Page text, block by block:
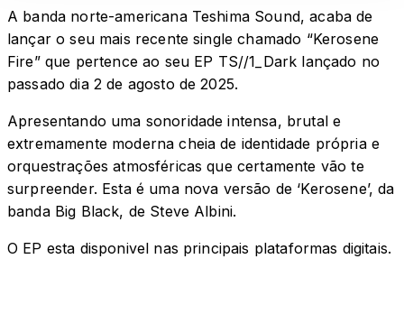
A banda norte-americana Teshima Sound, acaba de
lançar o seu mais recente single chamado “Kerosene
Fire” que pertence ao seu EP TS//1_Dark lançado no
passado dia 2 de agosto de 2025.
Apresentando uma sonoridade intensa, brutal e
extremamente moderna cheia de identidade própria e
orquestrações atmosféricas que certamente vão te
surpreender. Esta é uma nova versão de ‘Kerosene’, da
banda Big Black, de Steve Albini.
O EP esta disponivel nas principais plataformas digitais.